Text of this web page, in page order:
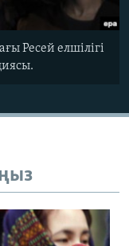
Ресей елшілігі